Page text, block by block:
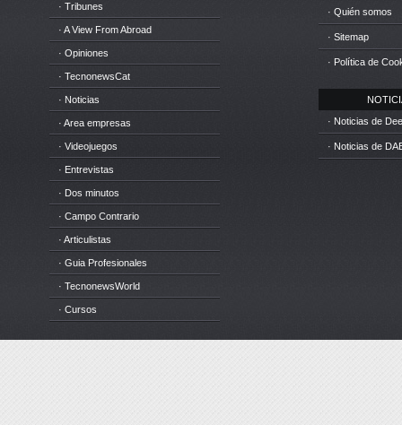
· Tribunes
· A View From Abroad
· Opiniones
· TecnonewsCat
· Noticias
· Area empresas
· Videojuegos
· Entrevistas
· Dos minutos
· Campo Contrario
· Articulistas
· Guia Profesionales
· TecnonewsWorld
· Cursos
· Quién somos
· Sitemap
· Política de
· Noticias de
· Noticias de